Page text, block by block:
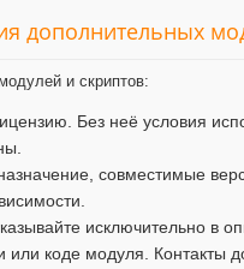
дополнительных
и скриптов:
Без неё условия
совместимые
исключительно в
или коде модуля. Контакты